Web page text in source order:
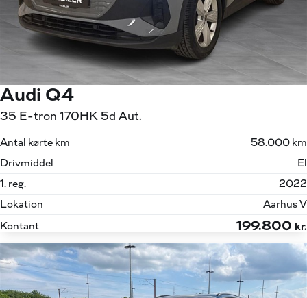
Audi Q4
35 E-tron 170HK 5d Aut.
Antal kørte km
58.000 km
Drivmiddel
El
1. reg.
2022
Lokation
Aarhus V
Kontant
199.800 kr.